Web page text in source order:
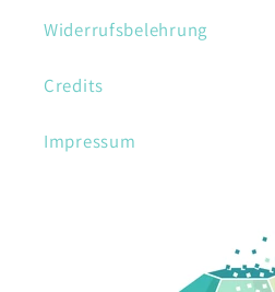
Widerrufsbelehrung
Credits
Impressum